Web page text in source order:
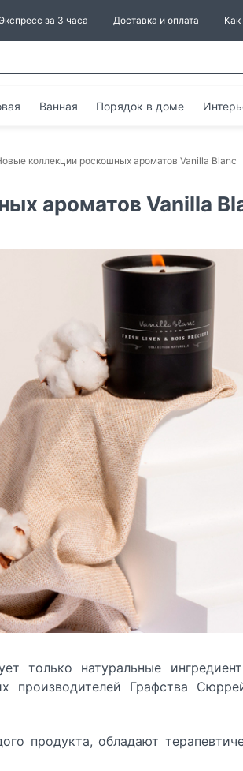
за 3 часа Доставка и оплата Как
Ванная Порядок в доме
коллекции роскошных ароматов Vanilla Blanc
ароматов Vanilla
только натуральные
Графства
продукта, обладают